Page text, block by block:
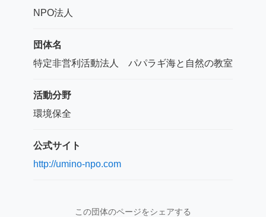
NPO法人
団体名
特定非営利活動法人 パパラギ海と自然の教室
活動分野
環境保全
公式サイト
http://umino-npo.com
この団体のページをシェアする